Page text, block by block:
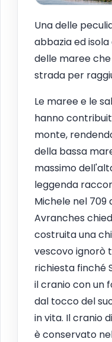
Una delle
abbazia ed
delle maree
strada per
Le maree e le
hanno
monte,
della bassa
massimo
leggenda
Michele nel 709
Avranches
costruita una
vescovo ignorò
richiesta finché
il cranio con un
dal tocco del
in vita. Il cranio
è conservato